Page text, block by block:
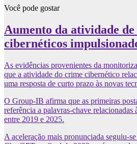
Você pode gostar
Aumento da atividade
cibernéticos
As evidências provenientes da
que a atividade do crime cibernético
uma resposta de curto prazo às novas
O Group-IB afirma que as primeiras
referência a palavras-chave
entre 2019 e 2025.
A aceleração mais pronunciada seguiu-